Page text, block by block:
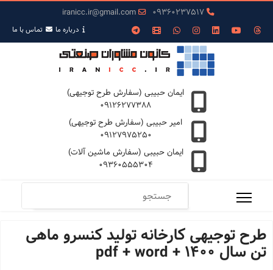
09360237517
iranicc.ir@gmail.com
درباره ما تمـاس با ما
ایمان حبیبی (سفارش طرح توجیهی)
09126277388
امیر حبیبی (سفارش طرح توجیهی)
09127975250
ایمان حبیبی (سفارش ماشین آلات)
09360555304
طرح توجیهی کارخانه تولید کنسرو ماهی
تن سال 1400 + pdf + word